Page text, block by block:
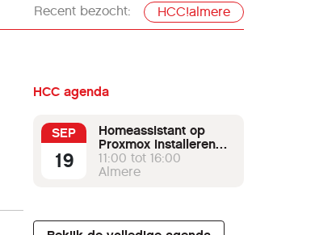
Recent bezocht: HCC!almere
HCC agenda
SEP
19
Homeassistant op
Proxmox installeren
met node-red als
MQTT broker.
11:00 tot 16:00
Almere